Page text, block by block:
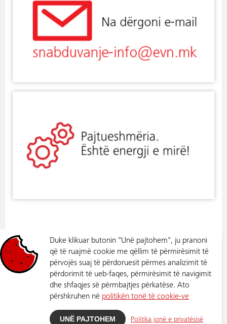
Duke klikuar butonin "Unë pajtohem", ju pranoni
që të ruajmë cookie me qëllim të përmirësimit të
përvojës suaj të përdoruesit përmes analizimit të
përdorimit të ueb-faqes, përmirësimit të navigimit
dhe shfaqjes së përmbajtjes përkatëse. Ato
përshkruhen në politikën tonë të cookie-ve
UNË PAJTOHEM Politika jonë e privatësisë